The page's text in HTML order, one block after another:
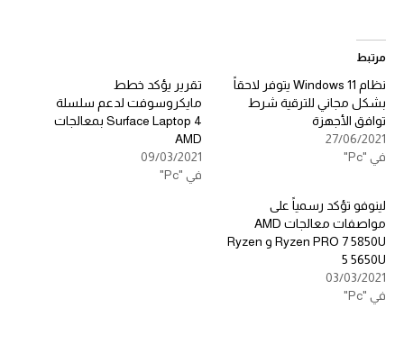
مرتبط
نظام Windows 11 يتوفر لاحقاً
بشكل مجاني للترقية شرط
توافق الأجهزة
27/06/2021
في "Pc"
تقرير يؤكد خطط
مايكروسوفت لدعم سلسلة
Surface Laptop 4 بمعالجات
AMD
09/03/2021
في "Pc"
لينوفو تؤكد رسمياً على
مواصفات معالجات AMD
Ryzen PRO 7 5850U و Ryzen
5 5650U
03/03/2021
في "Pc"